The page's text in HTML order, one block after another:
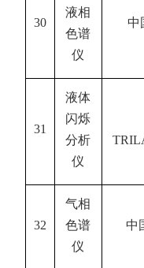
30
液相
色谱
仪
中
31
液体
闪烁
分析
仪
32
气相
色谱
仪
中